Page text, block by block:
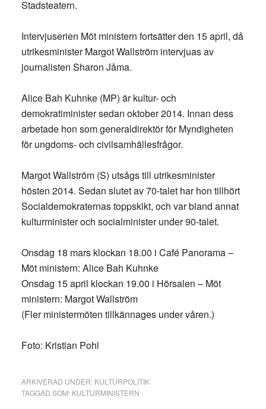
Stadsteatern.
Intervjuserien Möt ministern fortsätter den 15 april, då
utrikesminister Margot Wallström intervjuas av
journalisten Sharon Jåma.
Alice Bah Kuhnke (MP) är kultur- och
demokratiminister sedan oktober 2014. Innan dess
arbetade hon som generaldirektör för Myndigheten
för ungdoms- och civilsamhällesfrågor.
Margot Wallström (S) utsågs till utrikesminister
hösten 2014. Sedan slutet av 70-talet har hon tillhört
Socialdemokraternas toppskikt, och var bland annat
kulturminister och socialminister under 90-talet.
Onsdag 18 mars klockan 18.00 i Café Panorama –
Möt ministern: Alice Bah Kuhnke
Onsdag 15 april klockan 19.00 i Hörsalen – Möt
ministern: Margot Wallström
(Fler ministermöten tillkännages under våren.)
Foto: Kristian Pohl
ARKIVERAD UNDER: KULTURPOLITIK
TAGGAD SOM: KULTURMINISTERN